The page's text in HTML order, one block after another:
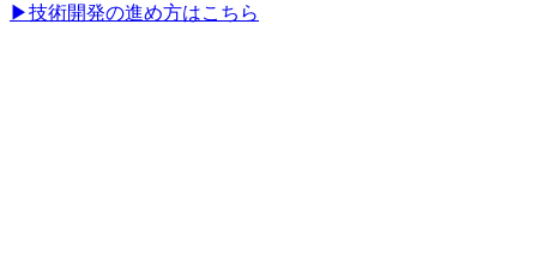
▶技術開発の進め方はこちら